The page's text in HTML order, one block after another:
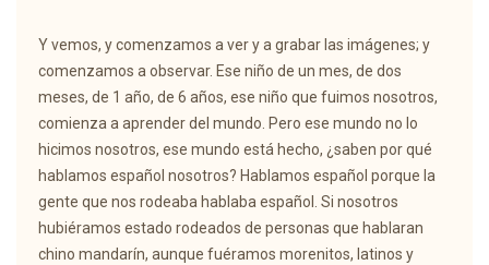
Y vemos, y comenzamos a ver y a grabar las imágenes; y
comenzamos a observar. Ese niño de un mes, de dos
meses, de 1 año, de 6 años, ese niño que fuimos nosotros,
comienza a aprender del mundo. Pero ese mundo no lo
hicimos nosotros, ese mundo está hecho, ¿saben por qué
hablamos español nosotros? Hablamos español porque la
gente que nos rodeaba hablaba español. Si nosotros
hubiéramos estado rodeados de personas que hablaran
chino mandarín, aunque fuéramos morenitos, latinos y